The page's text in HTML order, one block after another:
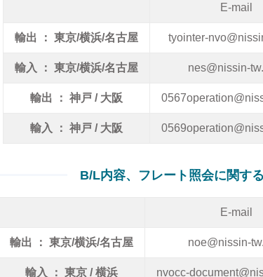
E-mail
輸出 ： 東京/横浜/名古屋 tyointer-
輸入 ： 東京/横浜/名古屋 nes@nissin-
輸出 ： 神戸 / 大阪
輸入 ： 神戸 / 大阪
B/L内容、フレート照会に関す
E-mail
輸出 ： 東京/横浜/名古屋 noe@nissin-
輸入 ： 東京 / 横浜 nvocc-